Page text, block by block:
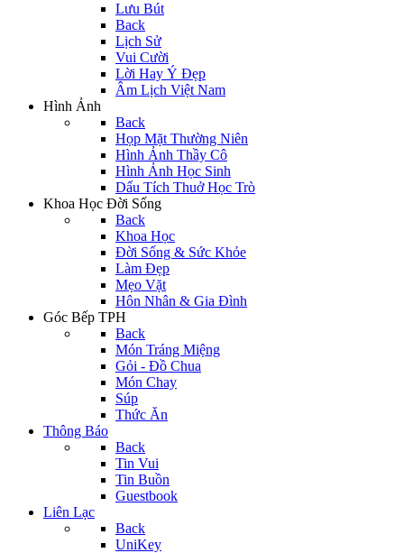
Lưu Bút
Back
Lịch Sử
Vui Cười
Lời Hay Ý Đẹp
Âm Lịch Việt Nam
Hình Ảnh
Back
Họp Mặt Thường Niên
Hình Ảnh Thầy Cô
Hình Ảnh Học Sinh
Dấu Tích Thuở Học Trò
Khoa Học Đời Sống
Back
Khoa Học
Đời Sống & Sức Khỏe
Làm Đẹp
Mẹo Vặt
Hôn Nhân & Gia Đình
Góc Bếp TPH
Back
Món Tráng Miệng
Gỏi - Đồ Chua
Món Chay
Súp
Thức Ăn
Thông Báo
Back
Tin Vui
Tin Buồn
Guestbook
Liên Lạc
Back
UniKey